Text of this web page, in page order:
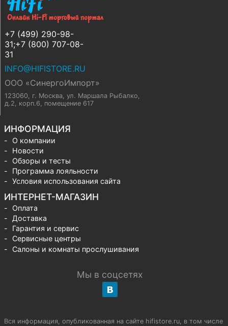
+7 (499) 290-98-
31;+7 (800) 707-08-
31
INFO@HIFISTORE.RU
ООО «СинергоИмпорт»
123060, г. Москва, ул. Маршала Рыбалко,
д.2, корп.6, помещение 617
ИНФОРМАЦИЯ
О компании
Новости
Обзоры и тесты
Программа лояльности
Условия использования сайта
ИНТЕРНЕТ-МАГАЗИН
Оплата
Доставка
Гарантия и сервис
Сервисные центры
Салоны и комнаты прослушивания
Мы в соцсетях
Вся информация, опубликованная на сайте hifistore.ru, в том числе